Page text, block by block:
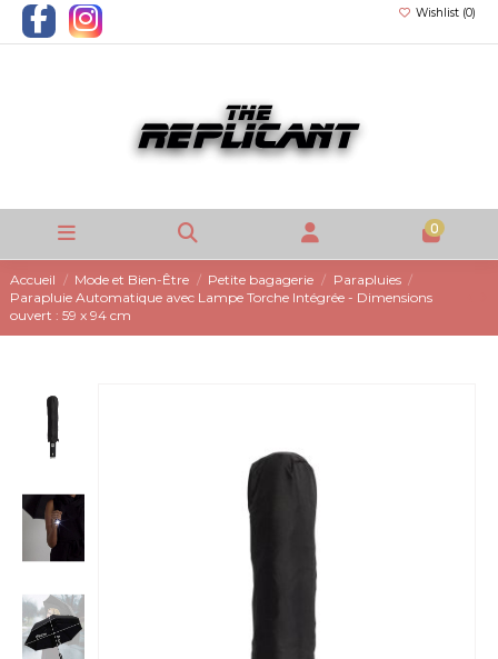
Wishlist (0)
0
Accueil Mode et Bien-Être Petite bagagerie
Parapluies
Parapluie Automatique avec Lampe Torche Intégrée - Dimensions
ouvert : 59 x 94 cm